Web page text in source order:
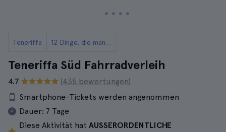
Teneriffa 12 Dinge, die man auf Teneriffa tun kann
Teneriffa Süd Fahrradverleih
4.7
(435 bewertungen)
Smartphone-Tickets werden angenommen
Dauer: 7 Tage
Diese Aktivität hat AUSSERORDENTLICHE